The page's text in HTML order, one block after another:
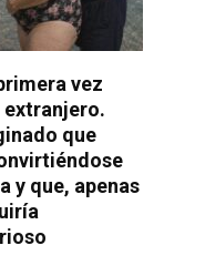
vez
extranjero.
que
y que, apenas